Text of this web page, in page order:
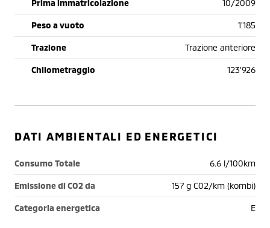
Prima immatricolazione 10/2009
Peso a vuoto 1'185
Trazione Trazione anteriore
Chilometraggio 123'926
DATI AMBIENTALI ED ENERGETICI
Consumo Totale 6.6 l/100km
Emissione di CO2 da 157 g C02/km (kombi)
Categoria energetica E